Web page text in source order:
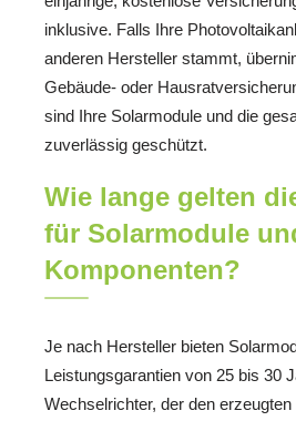
inklusive. Falls Ihre
anderen Hersteller stammt,
Gebäude- oder
sind Ihre Solarmodule und die
zuverlässig geschützt.
Wie lange gelten
für Solarmodule
Komponenten?
Je nach Hersteller bieten
Leistungsgarantien von 25 bis 30
Wechselrichter, der den